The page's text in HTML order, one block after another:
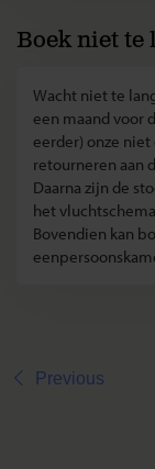
Boek niet te
Wacht niet te
een maand voor
eerder) onze
retourneren aan
Daarna zijn de
het
Bovendien kan
Previous